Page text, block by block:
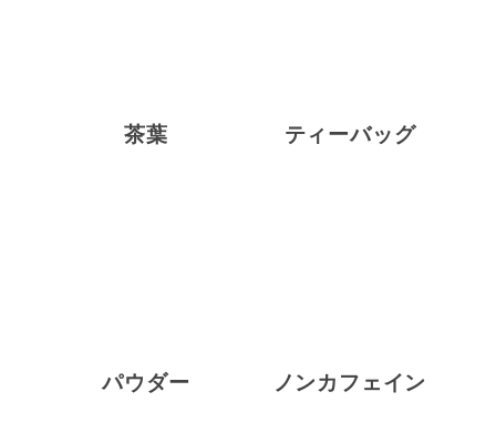
茶葉 ティーバッグ
パウダー ノンカフェイン